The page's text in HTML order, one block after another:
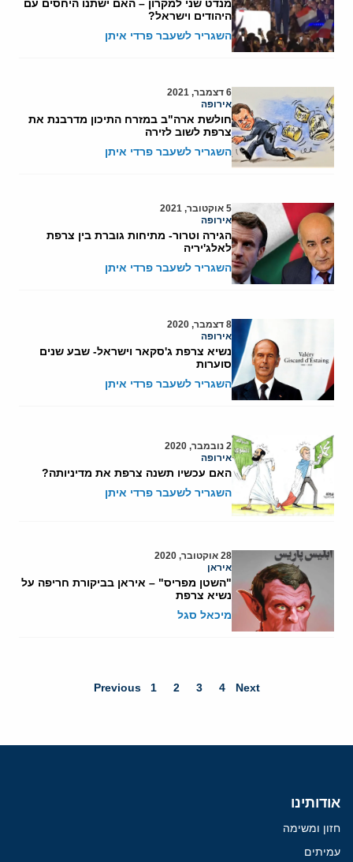
מנדט שני למקרון – האם ישתנו היחסים עם
היהודים וישראל?
השגריר לשעבר פרדי איתן
6 דצמבר, 2021
אירופה
חולשת ארה"ב במזרח התיכון מדרבנת את
צרפת לשוב לזירה
השגריר לשעבר פרדי איתן
5 אוקטובר, 2021
אירופה
הגירה וטרור- מתיחות גוברת בין צרפת
לאלג'יריה
השגריר לשעבר פרדי איתן
8 דצמבר, 2020
אירופה
נשיא צרפת ג'סקאר וישראל- שבע שנים
סוערות
השגריר לשעבר פרדי איתן
2 נובמבר, 2020
אירופה
האם עכשיו תשנה צרפת את מדיניותה?
השגריר לשעבר פרדי איתן
28 אוקטובר, 2020
איראן
"השטן מפריס" – איראן בביקורת חריפה על
נשיא צרפת
מיכאל סגל
Previous 1 2 3 4 Next
אודותינו
חזון ומשימה
עמיתים